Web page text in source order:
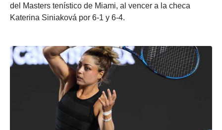
del Masters tenístico de Miami, al vencer a la checa
Katerina Siniaková por 6-1 y 6-4.